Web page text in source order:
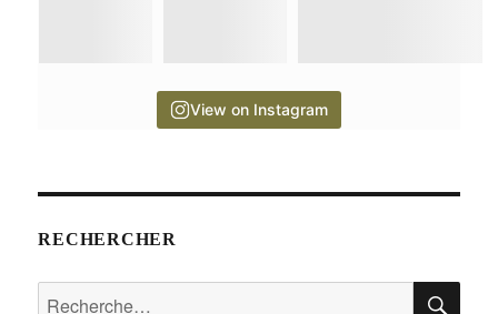
View on Instagram
RECHERCHER
Recherche